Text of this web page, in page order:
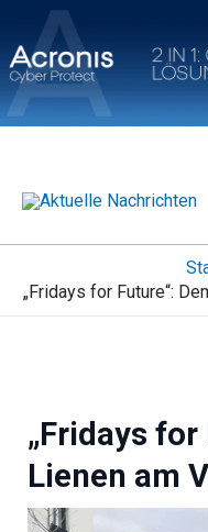
Inhalt
springen
„Fridays for Future“:
„Fridays for
Lienen am